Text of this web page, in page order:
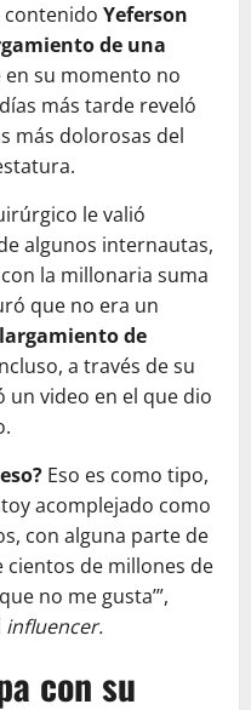
contenido Yeferson
de una
en su momento no
más tarde reveló
más dolorosas del
le valió
algunos internautas,
la millonaria suma
que no era un
de
a través de su
un video en el que dio
Eso es como tipo,
acomplejado como
con alguna parte de
de millones de
no me gusta’”,
influencer.
con su